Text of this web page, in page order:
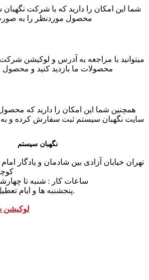
شما این امکان را دارید که با شرکت
محصول موردنظر را به
میتوانید با مراجعه به آدرس و لوکیشن
محصولات ما بازدید کنید و محصول
همچنین شما این امکان را دارید که
سایت نگهبان سیستم ثبت سفارش کرده و
نگهبان سیستم
تهران خیابان آزادی بین شادمان و یادگار
کوچه
پنجشنبه ها و ایام تعطیل شرکت تعطیل است.
لوکیشن